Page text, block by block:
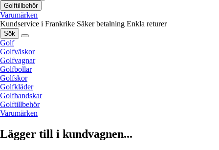
Golftillbehör
Varumärken
Kundservice i Frankrike Säker betalning Enkla returer
Sök
Golf
Golfväskor
Golfvagnar
Golfbollar
Golfskor
Golfkläder
Golfhandskar
Golftillbehör
Varumärken
Lägger till i kundvagnen...